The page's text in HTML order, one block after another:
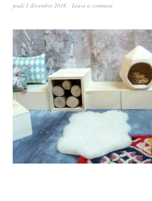
jeudi 1 décembre 2016 Leave a comment